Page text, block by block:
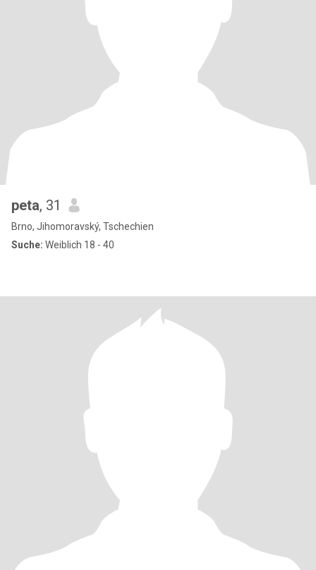
peta, 31
Brno, Jihomoravský, Tschechien
Suche: Weiblich 18 - 40